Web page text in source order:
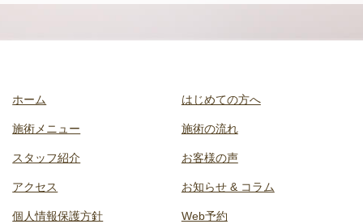
ホーム はじめての方へ
施術メニュー 施術の流れ
スタッフ紹介 お客様の声
アクセス お知らせ & コラム
個人情報保護方針 Web予約